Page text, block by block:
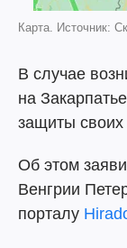
Карта. Источник:
В случае
на
защиты своих
Об этом
Венгрии
порталу